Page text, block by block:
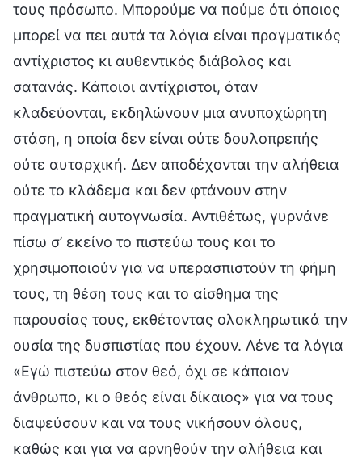
τους πρόσωπο. Μπορούμε να πούμε ότι όποιος
μπορεί να πει αυτά τα λόγια είναι πραγματικός
αντίχριστος κι αυθεντικός διάβολος και
σατανάς. Κάποιοι αντίχριστοι, όταν
κλαδεύονται, εκδηλώνουν μια ανυποχώρητη
στάση, η οποία δεν είναι ούτε δουλοπρεπής
ούτε αυταρχική. Δεν αποδέχονται την αλήθεια
ούτε το κλάδεμα και δεν φτάνουν στην
πραγματική αυτογνωσία. Αντιθέτως, γυρνάνε
πίσω σ’ εκείνο το πιστεύω τους και το
χρησιμοποιούν για να υπερασπιστούν τη φήμη
τους, τη θέση τους και το αίσθημα της
παρουσίας τους, εκθέτοντας ολοκληρωτικά την
ουσία της δυσπιστίας που έχουν. Λένε τα λόγια
«Εγώ πιστεύω στον θεό, όχι σε κάποιον
άνθρωπο, κι ο θεός είναι δίκαιος» για να τους
διαψεύσουν και να τους νικήσουν όλους,
καθώς και για να αρνηθούν την αλήθεια και